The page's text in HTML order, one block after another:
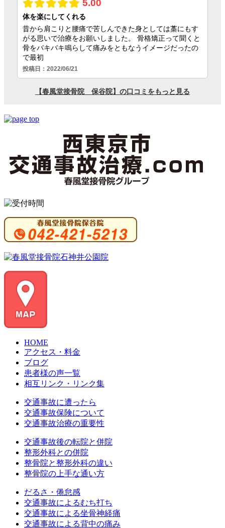
HOME
アクセス・料金
ブログ
患者様の声一覧
相互リンク・リンク集
交通事故に遭ったら
交通事故保険について
交通事故治療の重要性
交通事故後の転院と併院
整形外科との併院
整骨院と整形外科の違い
整骨院の上手な通い方
だるさ・倦怠感
交通事故によるむち打ち
交通事故による坐骨神経痛
交通事故による背中の痛み